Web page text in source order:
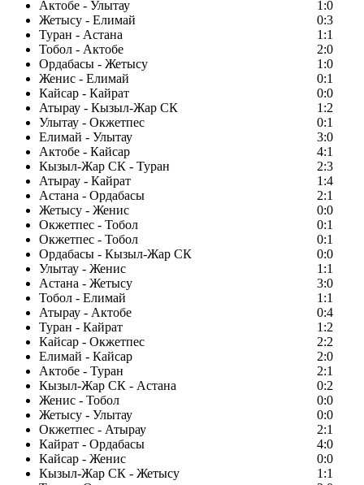
Актобе - Улытау
1:0
Жетысу - Елимай
0:3
Туран - Астана
1:1
Тобол - Актобе
2:0
Ордабасы - Жетысу
1:0
Женис - Елимай
0:1
Кайсар - Кайрат
0:0
Атырау - Кызыл-Жар СК
1:2
Улытау - Окжетпес
0:1
Елимай - Улытау
3:0
Актобе - Кайсар
4:1
Кызыл-Жар СК - Туран
2:3
Атырау - Кайрат
1:4
Астана - Ордабасы
2:1
Жетысу - Женис
0:0
Окжетпес - Тобол
0:1
Окжетпес - Тобол
0:1
Ордабасы - Кызыл-Жар СК
0:0
Улытау - Женис
1:1
Астана - Жетысу
3:0
Тобол - Елимай
1:1
Атырау - Актобе
0:4
Туран - Кайрат
1:2
Кайсар - Окжетпес
2:2
Елимай - Кайсар
2:0
Актобе - Туран
2:1
Кызыл-Жар СК - Астана
0:2
Женис - Тобол
0:0
Жетысу - Улытау
0:0
Окжетпес - Атырау
2:1
Кайрат - Ордабасы
4:0
Кайсар - Женис
0:0
Кызыл-Жар СК - Жетысу
1:1